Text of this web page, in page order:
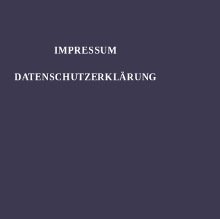
IMPRESSUM
DATENSCHUTZERKLÄRUNG